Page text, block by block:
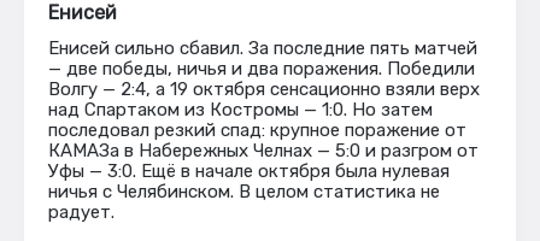
Енисей
Енисей сильно сбавил. За последние пять матчей
— две победы, ничья и два поражения. Победили
Волгу — 2:4, а 19 октября сенсационно взяли верх
над Спартаком из Костромы — 1:0. Но затем
последовал резкий спад: крупное поражение от
КАМАЗа в Набережных Челнах — 5:0 и разгром от
Уфы — 3:0. Ещё в начале октября была нулевая
ничья с Челябинском. В целом статистика не
радует.